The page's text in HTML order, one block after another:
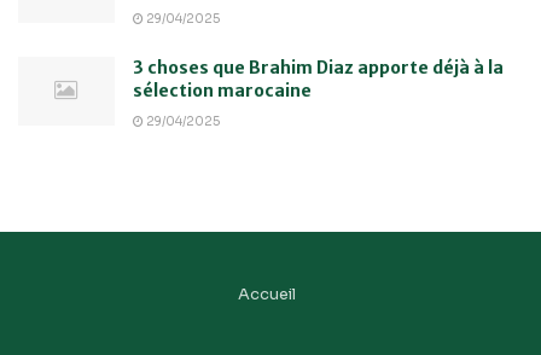
29/04/2025
3 choses que Brahim Diaz apporte déjà à la
sélection marocaine
29/04/2025
Accueil